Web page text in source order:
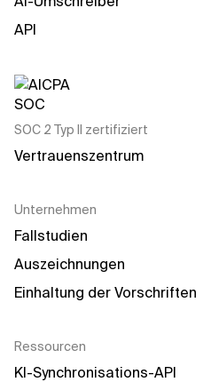
API
SOC 2 Typ II zertifiziert
Vertrauenszentrum
Unternehmen
Fallstudien
Auszeichnungen
Einhaltung der Vorschriften
Ressourcen
KI-Synchronisations-API